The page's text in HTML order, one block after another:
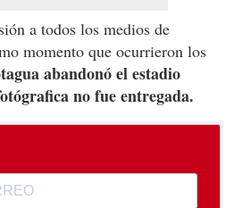
a todos los medios de
momento que ocurrieron los
abandonó el estadio
no fue entregada.